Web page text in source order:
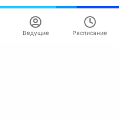
Ведущие Расписание